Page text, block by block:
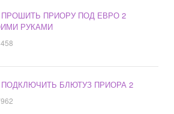
ПРОШИТЬ ПРИОРУ ПОД ЕВРО 2
РУКАМИ
ПОДКЛЮЧИТЬ БЛЮТУЗ ПРИОРА 2